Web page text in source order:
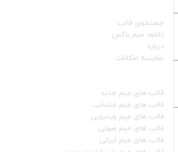
جستجوی قالب
دانلود میم باکس
درباره
مقایسه امکانات
قالب‌ های میم جدید
قالب‌ های میم منتخب
قالب‌ های میم ویدیویی
قالب‌ های میم صوتی
قالب‌ های میم ایرانی